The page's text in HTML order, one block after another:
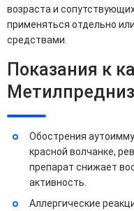
возраста и
применяться отдельно
средствами.
Показания к
Обострения
красной волчанке,
препарат снижает
активность.
Аллергические